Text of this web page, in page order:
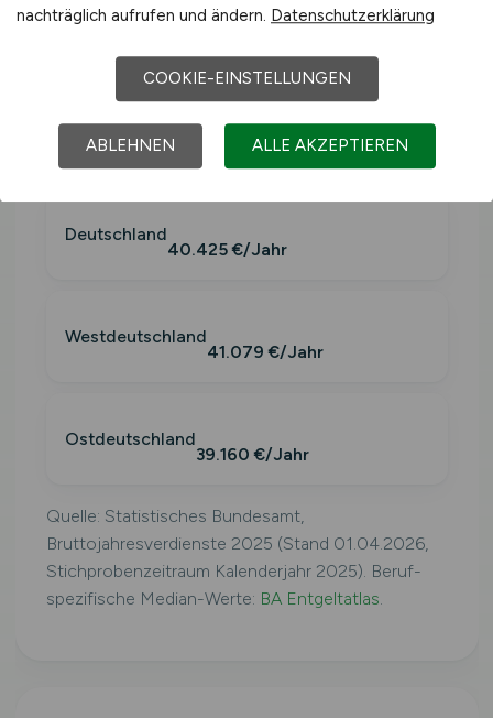
Sonderzahlungen.
Westdeutschlan
d
≈ 3.423
€/Monat
Deutschland
40.425 €/Jahr
Westdeutschland
41.079 €/Jahr
Ostdeutschland
39.160 €/Jahr
Quelle: Statistisches Bundesamt,
Bruttojahresverdienste 2025 (Stand 01.04.2026,
Stichprobenzeitraum Kalenderjahr 2025). Beruf-
spezifische Median-Werte: BA Entgeltatlas.
nachträglich aufrufen und ändern. Datenschutzerklärung
COOKIE-EINSTELLUNGEN
ABLEHNEN ALLE AKZEPTIEREN